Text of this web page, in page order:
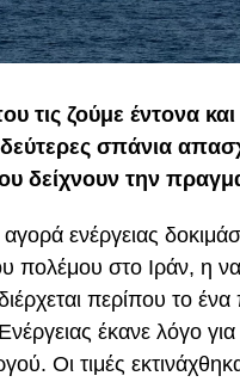
τις ζούμε έντονα
σπάνια
δείχνουν την
ενέργειας
πολέμου στο Ιράν, η
περίπου το
έκανε λόγο
Οι τιμές